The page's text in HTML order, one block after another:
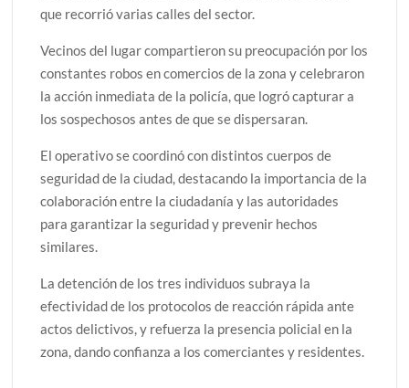
que recorrió varias calles del sector.
Vecinos del lugar compartieron su preocupación por los
constantes robos en comercios de la zona y celebraron
la acción inmediata de la policía, que logró capturar a
los sospechosos antes de que se dispersaran.
El operativo se coordinó con distintos cuerpos de
seguridad de la ciudad, destacando la importancia de la
colaboración entre la ciudadanía y las autoridades
para garantizar la seguridad y prevenir hechos
similares.
La detención de los tres individuos subraya la
efectividad de los protocolos de reacción rápida ante
actos delictivos, y refuerza la presencia policial en la
zona, dando confianza a los comerciantes y residentes.